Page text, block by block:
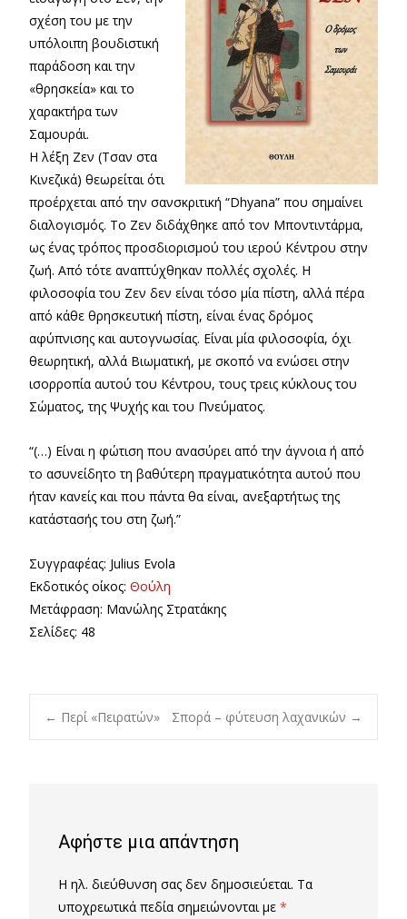
σχέση του με την
υπόλοιπη βουδιστική
παράδοση και την
«θρησκεία» και το
χαρακτήρα των
Σαμουράι.
Η λέξη Ζεν (Τσαν στα
Κινεζικά) θεωρείται ότι
προέρχεται από την σανσκριτική “Dhyana” που σημαίνει
διαλογισμός. Το Ζεν διδάχθηκε από τον Μποντιντάρμα,
ως ένας τρόπος προσδιορισμού του ιερού Κέντρου στην
ζωή. Από τότε αναπτύχθηκαν πολλές σχολές. Η
φιλοσοφία του Ζεν δεν είναι τόσο μία πίστη, αλλά πέρα
από κάθε θρησκευτική πίστη, είναι ένας δρόμος
αφύπνισης και αυτογνωσίας. Είναι μία φιλοσοφία, όχι
θεωρητική, αλλά Βιωματική, με σκοπό να ενώσει στην
ισορροπία αυτού του Κέντρου, τους τρεις κύκλους του
Σώματος, της Ψυχής και του Πνεύματος.
“(…) Είναι η φώτιση που ανασύρει από την άγνοια ή από
το ασυνείδητο τη βαθύτερη πραγματικότητα αυτού που
ήταν κανείς και που πάντα θα είναι, ανεξαρτήτως της
κατάστασής του στη ζωή.”
Συγγραφέας: Julius Evola
Εκδοτικός οίκος: Θούλη
Μετάφραση: Μανώλης Στρατάκης
Σελίδες: 48
Post
← Περί «Πειρατών» Σπορά – φύτευση λαχανικών →
Αφήστε μια απάντηση
Η ηλ. διεύθυνση σας δεν δημοσιεύεται. Τα
υποχρεωτικά πεδία σημειώνονται με *